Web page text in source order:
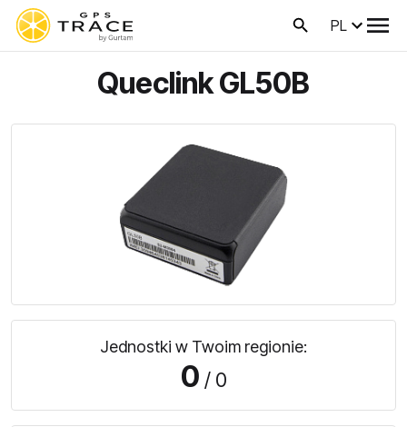
PL
Queclink GL50B
Jednostki w Twoim regionie:
0 / 0